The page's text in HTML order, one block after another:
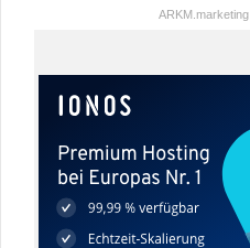
ARKM.marketing